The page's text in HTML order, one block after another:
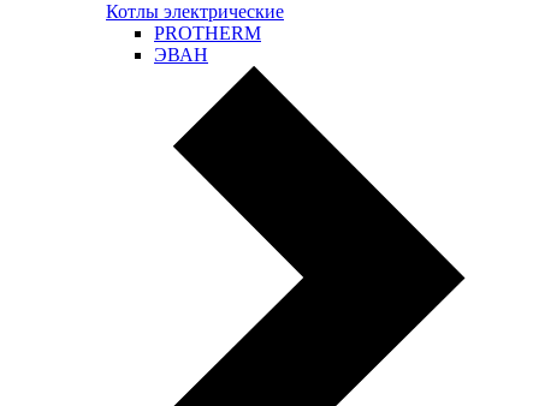
Котлы электрические
PROTHERM
ЭВАН